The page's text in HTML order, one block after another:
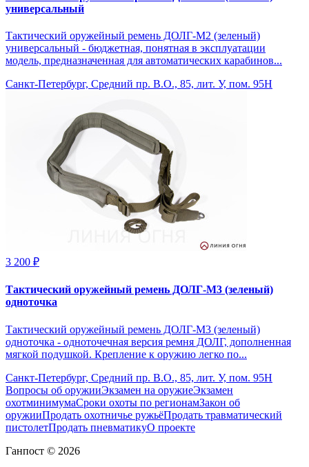
универсальный
Тактический оружейный ремень ДОЛГ-М2 (зеленый)
универсальный - бюджетная, понятная в эксплуатации
модель, предназначенная для автоматических карабинов...
Санкт-Петербург, Средний пр. В.О., 85, лит. У, пом. 95Н
3 200 ₽
Тактический оружейный ремень ДОЛГ-М3 (зеленый)
одноточка
Тактический оружейный ремень ДОЛГ-М3 (зеленый)
одноточка - одноточечная версия ремня ДОЛГ, дополненная
мягкой подушкой. Крепление к оружию легко по...
Санкт-Петербург, Средний пр. В.О., 85, лит. У, пом. 95Н
Вопросы об оружииЭкзамен на оружиеЭкзамен
охотминимумаСроки охоты по регионамЗакон об
оружииПродать охотничье ружьёПродать травматический
пистолетПродать пневматикуО проекте
Ганпост © 2026